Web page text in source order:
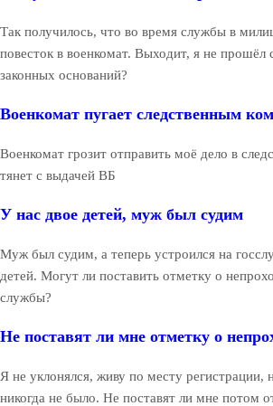
Так получилось, что во время службы в
повесток в военкомат. Выходит, я не прошёл
законных оснований?
Военкомат пугает следственным
Военкомат грозит отправить моё дело в
тянет с выдачей ВБ
У нас двое детей, муж был судим
Муж был судим, а теперь устроился на
детей. Могут ли поставить отметку о
службы?
Не поставят ли мне отметку о
Я не уклонялся, живу по месту регистрации,
никогда не было. Не поставят ли мне потом